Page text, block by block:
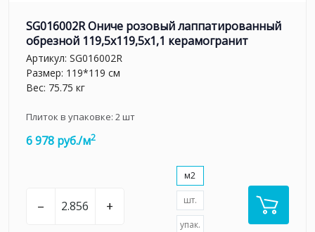
SG016002R Ониче розовый лаппатированный
обрезной 119,5x119,5x1,1 керамогранит
Артикул: SG016002R
Размер: 119*119 см
Вес: 75.75 кг
Плиток в упаковке: 2шт
6 978 руб./м2
– +
м2
шт.
упак.